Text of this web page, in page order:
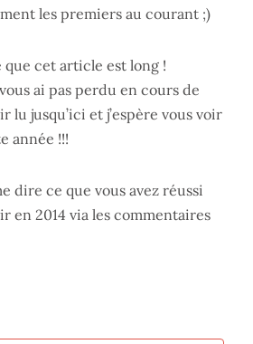
les premiers au courant ;)
que cet article est long !
ai pas perdu en cours de
lu jusqu’ici et j’espère vous voir
année !!!
dire ce que vous avez réussi
en 2014 via les commentaires